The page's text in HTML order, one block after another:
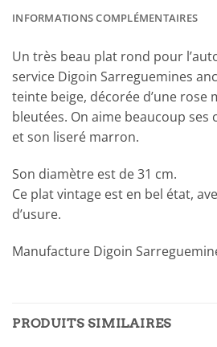
INFORMATIONS COMPLÉMENTAIRES
Un très beau plat rond pour
service Digoin Sarreguemines
teinte beige, décorée d’une rose
bleutées. On aime beaucoup
et son liseré marron.
Son diamètre est de 31 cm.
Ce plat vintage est en bel état,
d’usure.
Manufacture Digoin
PRODUITS SIMILAIRES